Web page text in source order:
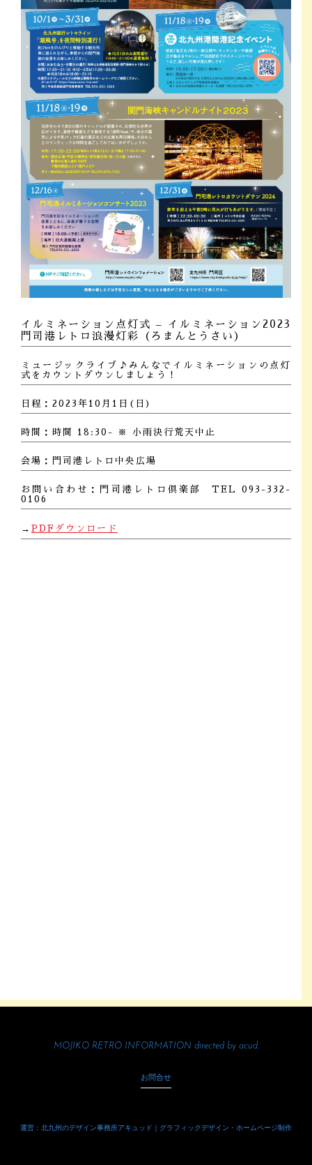
イルミネーション点灯式 – イルミネーション2023
門司港レトロ浪漫灯彩（ろまんとうさい）
ミュージックライブ♪みんなでイルミネーションの点灯
式をカウントダウンしましょう！
日程：2023年10月1日(日)
時間：時間 18:30- ※ 小雨決行荒天中止
会場：門司港レトロ中央広場
お問い合わせ：門司港レトロ倶楽部 TEL 093-332-
0106
→ PDFダウンロード
MOJIKO RETRO INFORMATION directed by acud.
お問合せ
運営：北九州のデザイン事務所アキュッド｜グラフィックデザイン・ホームページ制作